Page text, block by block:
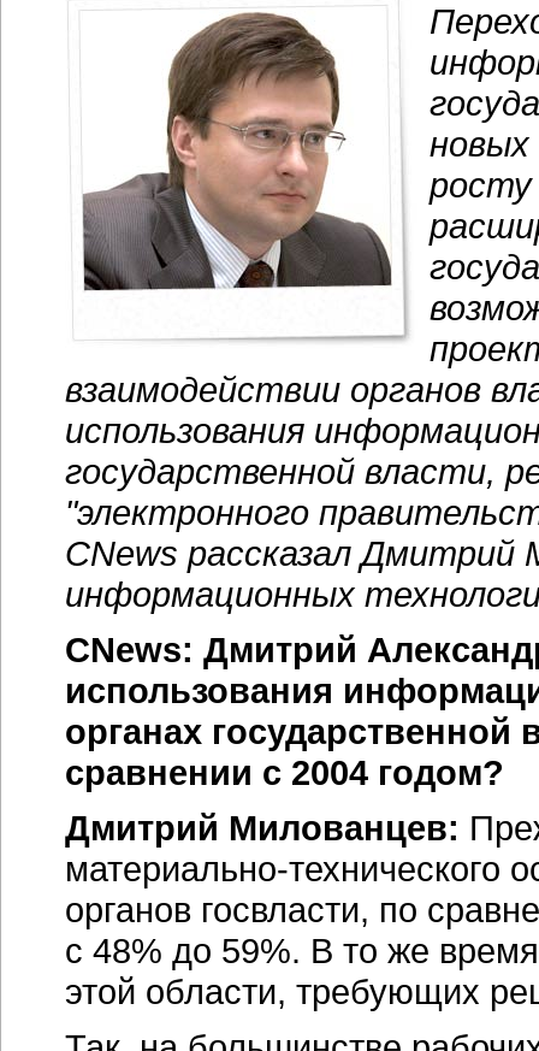
новых
взаимодействии органов
использования
государственной власти,
"электронного
CNews рассказал
информационных
CNews: Дмитрий
использования
органах государственной
сравнении с 2004 годом?
Дмитрий Милованцев:
материально-технического
органов госвласти, по
с 48% до 59%. В то же
этой области, требующих